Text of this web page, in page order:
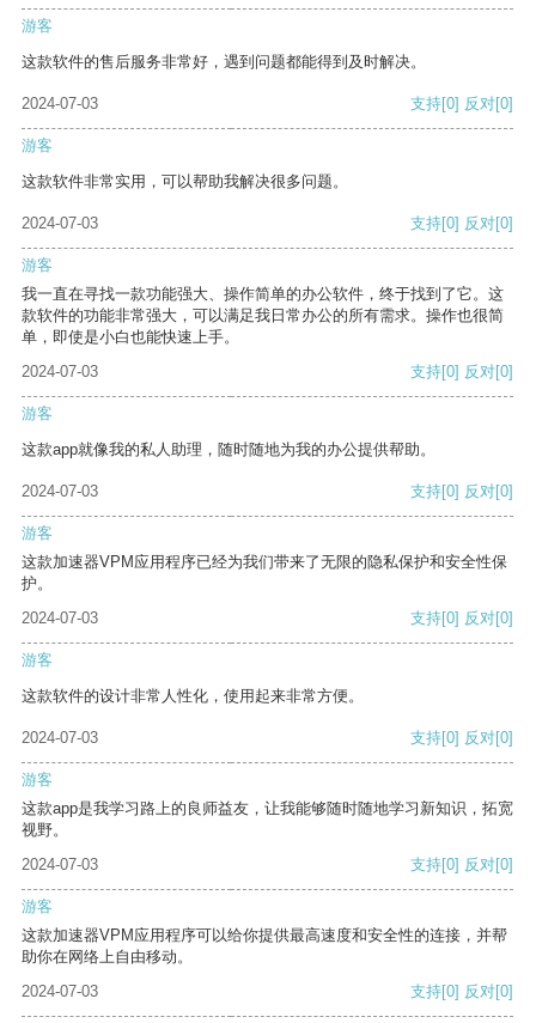
游客
这款软件的售后服务非常好，遇到问题都能得到及时解决。
2024-07-03 支持[0] 反对[0]
游客
这款软件非常实用，可以帮助我解决很多问题。
2024-07-03 支持[0] 反对[0]
游客
我一直在寻找一款功能强大、操作简单的办公软件，终于找到了它。这
款软件的功能非常强大，可以满足我日常办公的所有需求。操作也很简
单，即使是小白也能快速上手。
2024-07-03
支持[0] 反对[0]
游客
这款app就像我的私人助理，随时随地为我的办公提供帮助。
2024-07-03 支持[0] 反对[0]
游客
这款加速器VPM应用程序已经为我们带来了无限的隐私保护和安全性保
护。
2024-07-03
支持[0] 反对[0]
游客
这款软件的设计非常人性化，使用起来非常方便。
2024-07-03 支持[0] 反对[0]
游客
这款app是我学习路上的良师益友，让我能够随时随地学习新知识，拓宽
视野。
2024-07-03
支持[0] 反对[0]
游客
这款加速器VPM应用程序可以给你提供最高速度和安全性的连接，并帮
助你在网络上自由移动。
2024-07-03
支持[0] 反对[0]